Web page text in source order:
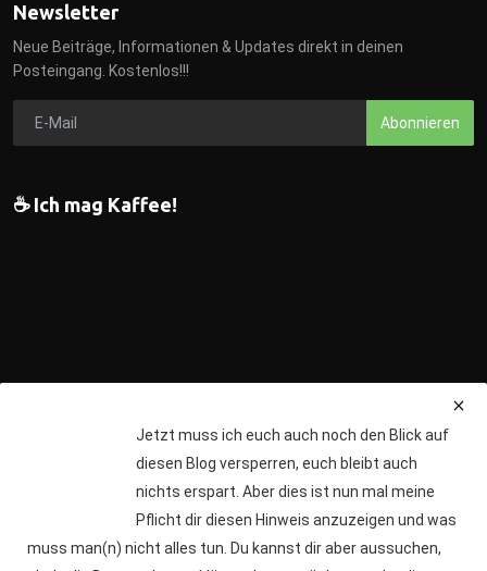
Newsletter
Neue Beiträge, Informationen & Updates direkt in deinen
Posteingang. Kostenlos!!!
Abonnieren
☕ Ich mag Kaffee!
Ich würde mich über einen Kaffee von Dir freuen.
Jetzt muss ich euch auch noch den Blick auf
diesen Blog versperren, euch bleibt auch
nichts erspart. Aber dies ist nun mal meine
Pflicht dir diesen Hinweis anzuzeigen und was
muss man(n) nicht alles tun. Du kannst dir aber aussuchen,